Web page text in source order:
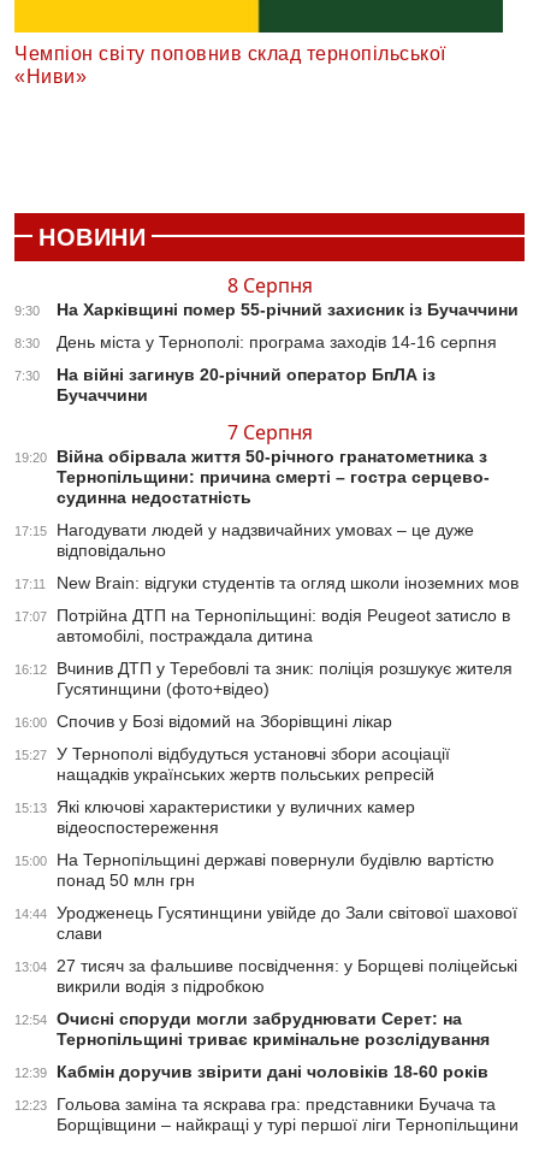
Чемпіон світу поповнив склад тернопільської
«Ниви»
НОВИНИ
8 Серпня
9:30 На Харківщині помер 55-річний захисник із Бучаччини
8:30 День міста у Тернополі: програма заходів 14-16 серпня
7:30
На війні загинув 20-річний оператор БпЛА із
Бучаччини
7 Серпня
19:20
Війна обірвала життя 50-річного гранатометника з
Тернопільщини: причина смерті – гостра серцево-
судинна недостатність
17:15
Нагодувати людей у надзвичайних умовах – це дуже
відповідально
17:11 New Brain: відгуки студентів та огляд школи іноземних мов
17:07
Потрійна ДТП на Тернопільщині: водія Peugeot затисло в
автомобілі, постраждала дитина
16:12
Вчинив ДТП у Теребовлі та зник: поліція розшукує жителя
Гусятинщини (фото+відео)
16:00 Спочив у Бозі відомий на Зборівщині лікар
15:27
У Тернополі відбудуться установчі збори асоціації
нащадків українських жертв польських репресій
15:13
Які ключові характеристики у вуличних камер
відеоспостереження
15:00
На Тернопільщині державі повернули будівлю вартістю
понад 50 млн грн
14:44
Уродженець Гусятинщини увійде до Зали світової шахової
слави
13:04
27 тисяч за фальшиве посвідчення: у Борщеві поліцейські
викрили водія з підробкою
12:54
Очисні споруди могли забруднювати Серет: на
Тернопільщині триває кримінальне розслідування
12:39 Кабмін доручив звірити дані чоловіків 18-60 років
12:23
Гольова заміна та яскрава гра: представники Бучача та
Борщівщини – найкращі у турі першої ліги Тернопільщини